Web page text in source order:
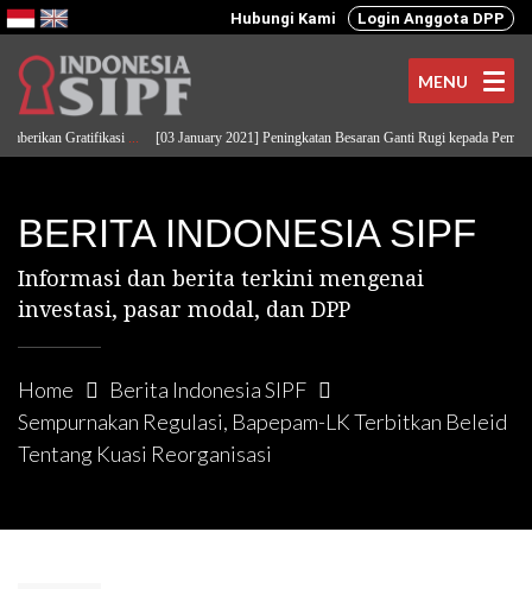
Hubungi Kami Login Anggota DPP
MENU
Gratifikasi... [03 January 2021] Peningkatan Besaran Ganti Rugi kepada Pemodal
BERITA INDONESIA SIPF
Informasi dan berita terkini mengenai
investasi, pasar modal, dan DPP
Home
Berita Indonesia SIPF
Sempurnakan Regulasi, Bapepam-LK Terbitkan Beleid
Tentang Kuasi Reorganisasi